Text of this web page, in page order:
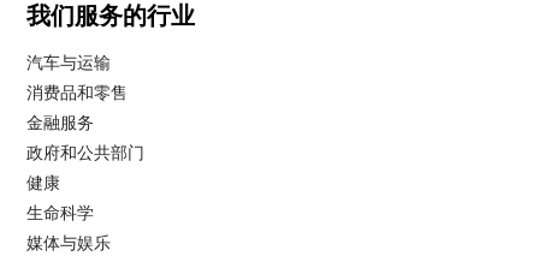
我们服务的行业
汽车与运输
消费品和零售
金融服务
政府和公共部门
健康
生命科学
媒体与娱乐